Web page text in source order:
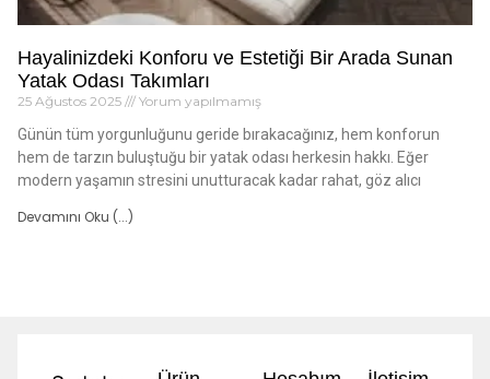
Hayalinizdeki Konforu ve Estetiği Bir Arada Sunan
Yatak Odası Takımları
25 Ağustos 2025 Yorum yapılmamış
Günün tüm yorgunluğunu geride bırakacağınız, hem konforun
hem de tarzın buluştuğu bir yatak odası herkesin hakkı. Eğer
modern yaşamın stresini unutturacak kadar rahat, göz alıcı
Devamını Oku (...)